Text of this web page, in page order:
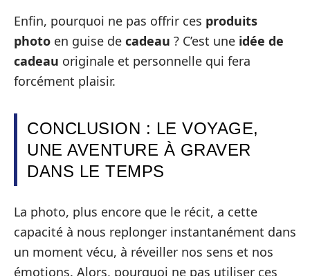
Enfin, pourquoi ne pas offrir ces produits
photo en guise de cadeau ? C’est une idée de
cadeau originale et personnelle qui fera
forcément plaisir.
CONCLUSION : LE VOYAGE,
UNE AVENTURE À GRAVER
DANS LE TEMPS
La photo, plus encore que le récit, a cette
capacité à nous replonger instantanément dans
un moment vécu, à réveiller nos sens et nos
émotions. Alors, pourquoi ne pas utiliser ces